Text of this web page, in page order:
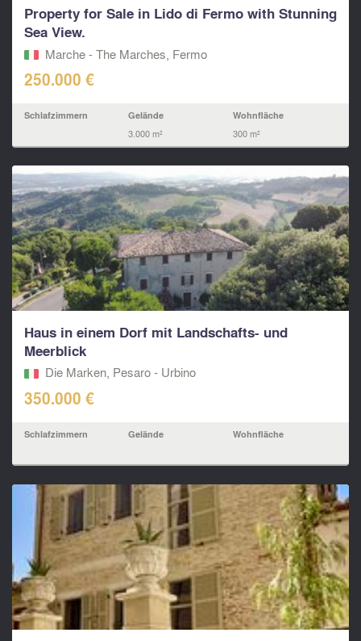
Property for Sale in Lido di Fermo with Stunning
Sea View.
Marche - The Marches, Fermo‎
250.000 €
Schlafzimmern Gelände
3.000 m²
Wohnfläche
300 m²
Haus in einem Dorf mit Landschafts- und
Meerblick
Die Marken, Pesaro - Urbino‎
350.000 €
Schlafzimmern Gelände Wohnfläche